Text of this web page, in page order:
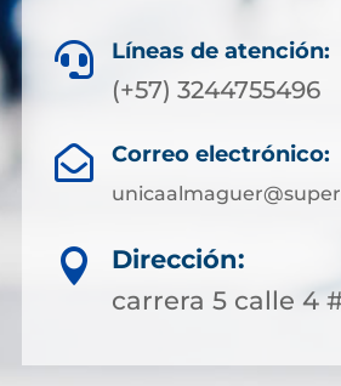
 Líneas de atención:
(+57) 3244755496
 Correo electrónico:

Dirección:
carrera 5 calle 4